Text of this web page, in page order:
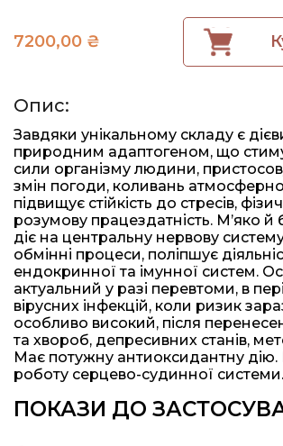
7200,00 ₴
Опис:
Завдяки унікальному складу є
природним адаптогеном, що
сили організму людини,
змін погоди, коливань
підвищує стійкість до стресів,
розумову працездатність. М’яко й
діє на центральну нервову
обмінні процеси, поліпшує
ендокринної та імунної систем.
актуальний у разі перевтоми, в
вірусних інфекцій, коли ризик
особливо високий, після
та хвороб, депресивних станів,
Має потужну антиоксидантну
роботу серцево-судинної системи.
ПОКАЗИ ДО